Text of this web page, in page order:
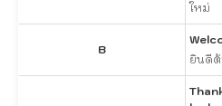
ใหม่
B
ยินดี